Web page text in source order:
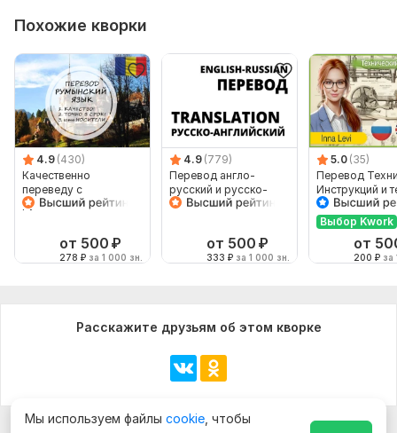
Похожие кворки
4.9 (430)
Качественно
переведу с
румынского и на
от 500 ₽
278 ₽ за 1 000 зн.
4.9 (779)
Перевод англо-
русский и русско-
английский
от 500 ₽
333 ₽ за 1 000 зн.
5.0 (35)
Перевод
Инструкций и
с Английского
Русский
Выбор Kwork
от
200 ₽ за
Расскажите друзьям об этом кворке
Мы используем файлы cookie , чтобы